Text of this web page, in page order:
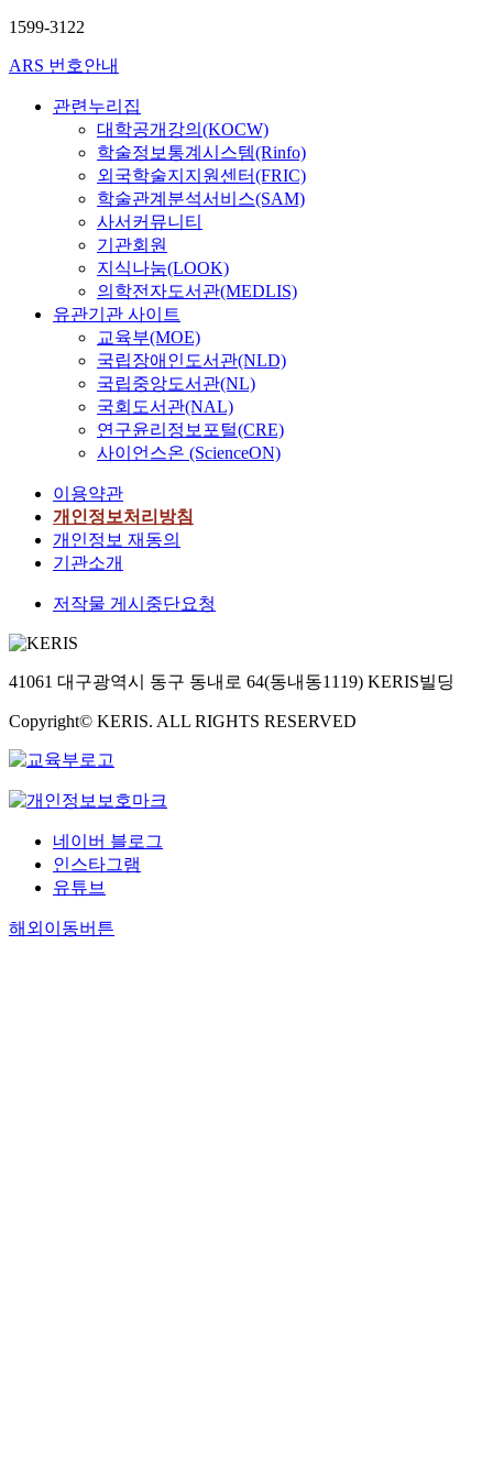
1599-3122
ARS 번호안내
관련누리집
대학공개강의(KOCW)
학술정보통계시스템(Rinfo)
외국학술지지원센터(FRIC)
학술관계분석서비스(SAM)
사서커뮤니티
기관회원
지식나눔(LOOK)
의학전자도서관(MEDLIS)
유관기관 사이트
교육부(MOE)
국립장애인도서관(NLD)
국립중앙도서관(NL)
국회도서관(NAL)
연구윤리정보포털(CRE)
사이언스온 (ScienceON)
이용약관
개인정보처리방침
개인정보 재동의
기관소개
저작물 게시중단요청
41061 대구광역시 동구 동내로 64(동내동1119) KERIS빌딩
Copyright© KERIS. ALL RIGHTS RESERVED
네이버 블로그
인스타그램
유튜브
해외이동버튼